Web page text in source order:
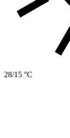
28/15 °C